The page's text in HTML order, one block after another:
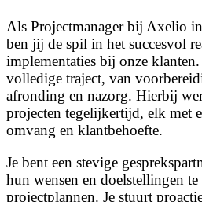
Als Projectmanager bij Axelio
ben jij de spil in het succesvol
implementaties bij onze
volledige traject, van
afronding en nazorg. Hierbij
projecten tegelijkertijd, elk met
omvang en klantbehoefte.
Je bent een stevige
hun wensen en doelstellingen te
projectplannen. Je stuurt